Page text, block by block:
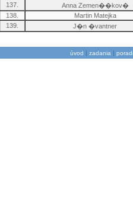
137.
Anna Zemen��kov�
138.
Martin Matejka
139.
J�n �vantner
úvod | zadania |